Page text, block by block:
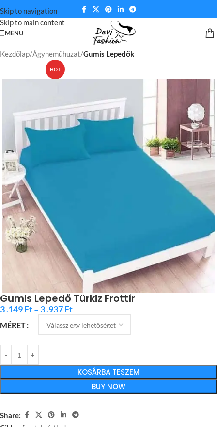
Skip to navigation
Skip to main content
MENU
Kezdőlap Ágyneműhuzat Gumis Lepedők
HOT
Gumis Lepedő Türkiz Frottír
3 .149Ft– 3 .937Ft
MÉRET
KOSÁRBA TESZEM
BUY NOW
Share: